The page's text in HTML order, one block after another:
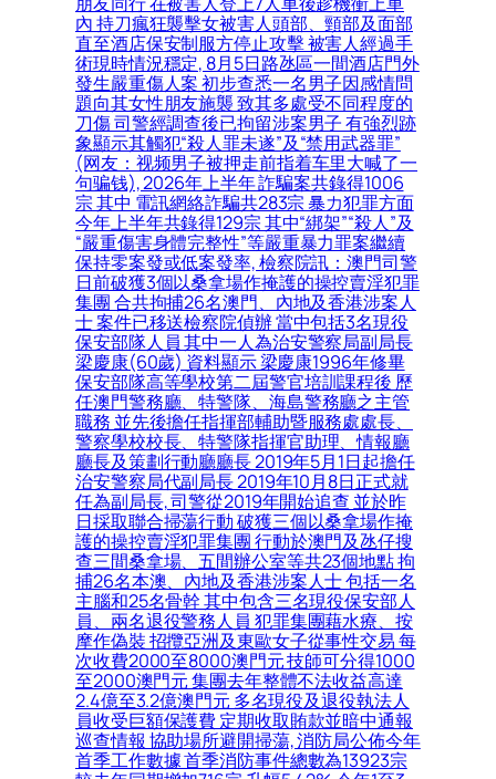
內 持刀瘋狂襲擊女被害人頭部、頸部及面部
直至酒店保安制服方停止攻擊 被害人經過手
術現時情況穩定, 8月5日路氹區一間酒店門外
發生嚴重傷人案 初步查悉一名男子因感情問
題向其女性朋友施襲 致其多處受不同程度的
刀傷 司警經調查後已拘留涉案男子 有強烈跡
象顯示其觸犯“殺人罪未遂”及“禁用武器罪”
(网友：视频男子被押走前指着车里大喊了一
句骗钱), 2026年上半年 詐騙案共錄得1006
宗 其中 電訊網絡詐騙共283宗 暴力犯罪方面
今年上半年共錄得129宗 其中“綁架”“殺人”及
“嚴重傷害身體完整性”等嚴重暴力罪案繼續
保持零案發或低案發率, 檢察院訊：澳門司警
日前破獲3個以桑拿場作掩護的操控賣淫犯罪
集團 合共拘捕26名澳門、內地及香港涉案人
士 案件已移送檢察院偵辦 當中包括3名現役
保安部隊人員 其中一人為治安警察局副局長
梁慶康(60歲) 資料顯示 梁慶康1996年修畢
保安部隊高等學校第二屆警官培訓課程後 歷
任澳門警務廳、特警隊、海島警務廳之主管
職務 並先後擔任指揮部輔助暨服務處處長、
警察學校校長、特警隊指揮官助理、情報廳
廳長及策劃行動廳廳長 2019年5月1日起擔任
治安警察局代副局長 2019年10月8日正式就
任為副局長, 司警從2019年開始追查 並於昨
日採取聯合掃蕩行動 破獲三個以桑拿場作掩
護的操控賣淫犯罪集團 行動於澳門及氹仔搜
查三間桑拿場、五間辦公室等共23個地點 拘
捕26名本澳、內地及香港涉案人士 包括一名
主腦和25名骨幹 其中包含三名現役保安部人
員、兩名退役警務人員 犯罪集團藉水療、按
摩作偽裝 招攬亞洲及東歐女子從事性交易 每
次收費2000至8000澳門元 技師可分得1000
至2000澳門元 集團去年整體不法收益高達
2.4億至3.2億澳門元 多名現役及退役執法人
員收受巨額保護費 定期收取賄款並暗中通報
巡查情報 協助場所避開掃蕩, 消防局公佈今年
首季工作數據 首季消防事件總數為13923宗